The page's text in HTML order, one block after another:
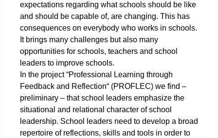
expectations regarding what schools should be like
and should be capable of, are changing. This has
consequences on everybody who works in schools.
It brings many challenges but also many
opportunities for schools, teachers and school
leaders to improve schools.
In the project “Professional Learning through
Feedback and Reflection“ (PROFLEC) we find –
preliminary – that school leaders emphasize the
situational and relational character of school
leadership. School leaders need to develop a broad
repertoire of reflections, skills and tools in order to